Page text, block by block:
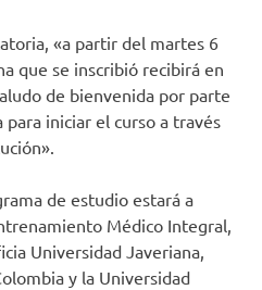
«a partir del martes 6
que se inscribió recibirá en
de bienvenida por parte
iniciar el curso a través
de estudio estará a
Médico Integral,
Universidad Javeriana,
y la Universidad